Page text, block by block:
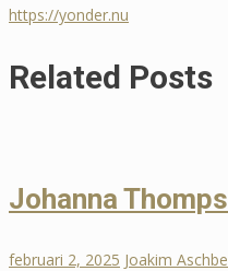
https://yonder.nu
Related Posts
Johanna
februari 2, 2025 Joakim